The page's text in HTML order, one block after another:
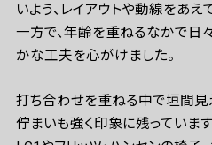
いよう、レイアウトや動線をあえ
一方で、年齢を重ねるなかで日
かな工夫を心がけました。
打ち合わせを重ねる中で垣間見
佇まいも強く印象に残っていま